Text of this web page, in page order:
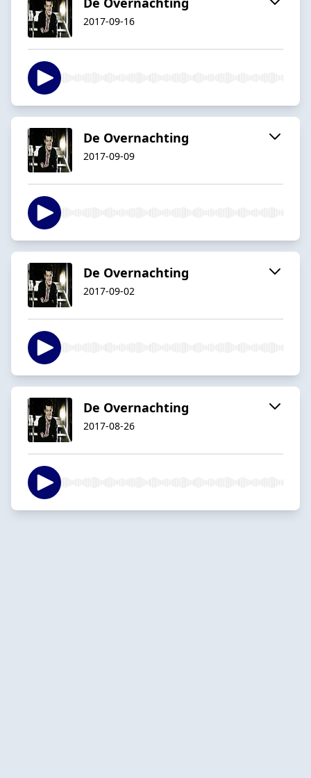
2017-09-16
De Overnachting
2017-09-09
De Overnachting
2017-09-02
De Overnachting
2017-08-26